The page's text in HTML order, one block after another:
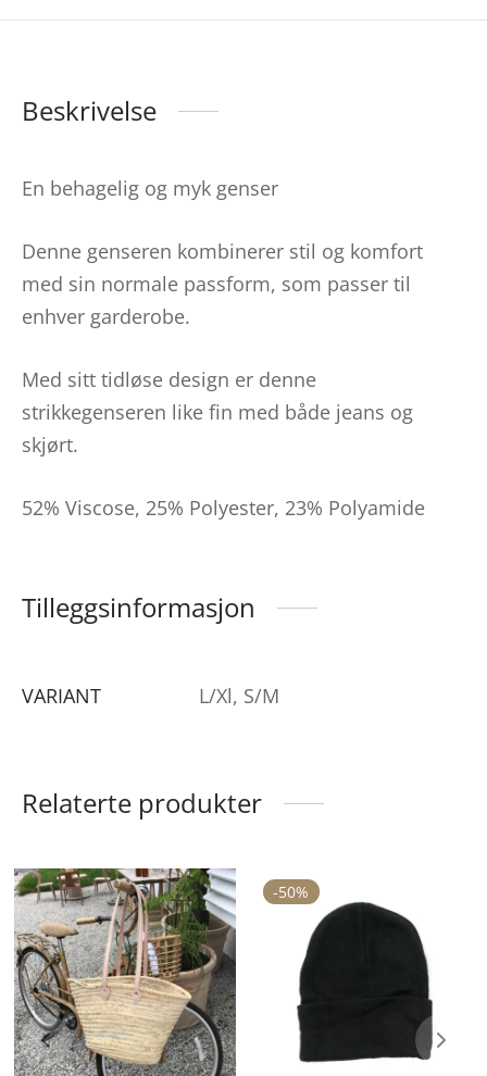
Beskrivelse
En behagelig og myk genser
Denne genseren kombinerer stil og komfort
med sin normale passform, som passer til
enhver garderobe.
Med sitt tidløse design er denne
strikkegenseren like fin med både jeans og
skjørt.
52% Viscose, 25% Polyester, 23% Polyamide
Tilleggsinformasjon
VARIANT L/Xl, S/M
Relaterte produkter
-50%